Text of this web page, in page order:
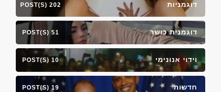
דוגמניות 202 POST(S)
דוגמנית כושר 51 POST(S)
וידוי אנונימי 10 POST(S)
חדשות 19 POST(S)